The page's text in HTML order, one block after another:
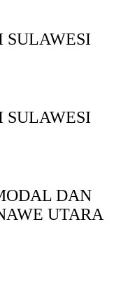
SULAWESI
SULAWESI
DAN
UTARA